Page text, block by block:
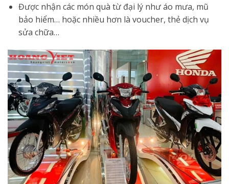
Được nhận các món quà từ đại lý như áo mưa, mũ
bảo hiểm… hoặc nhiều hơn là voucher, thẻ dịch vụ
sửa chữa…